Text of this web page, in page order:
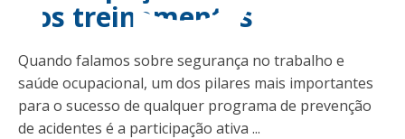
nos treinamentos
Quando falamos sobre segurança no trabalho e
saúde ocupacional, um dos pilares mais importantes
para o sucesso de qualquer programa de prevenção
de acidentes é a participação ativa ...